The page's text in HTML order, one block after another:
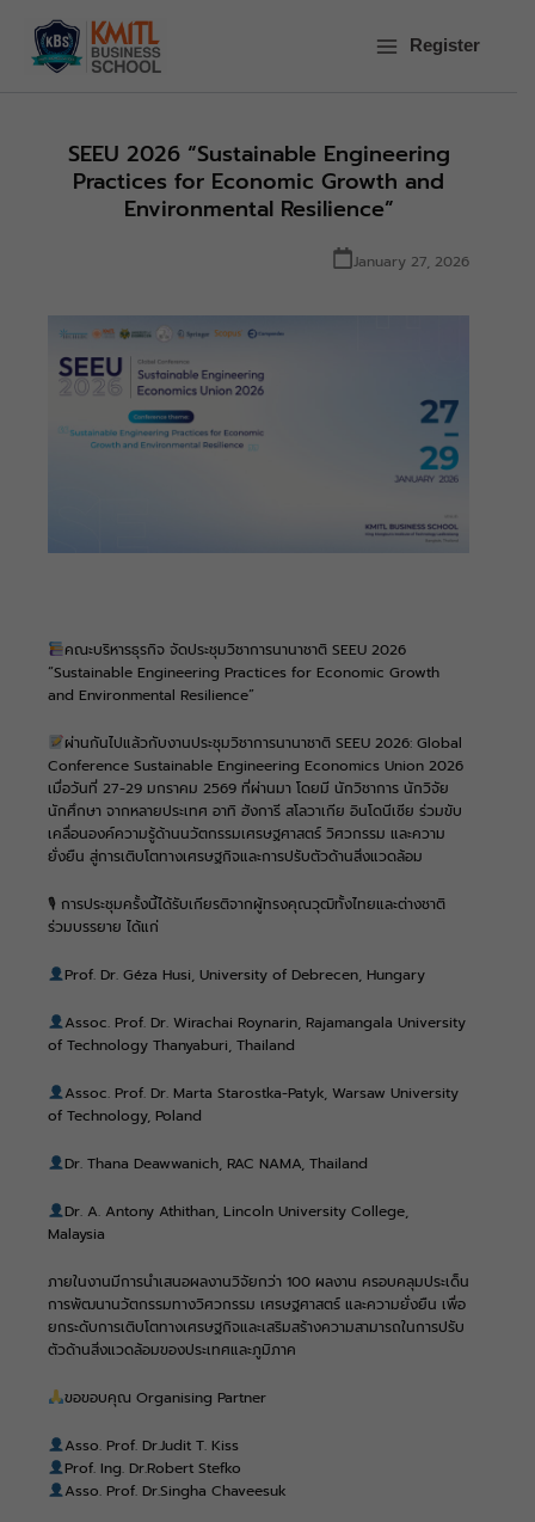
content
Register
SEEU 2026 “Sustainable Engineering
Practices for Economic Growth and
Environmental Resilience”
January 27, 2026
คณะบริหารธุรกิจ จัดประชุมวิชาการนานาชาติ SEEU 2026
“Sustainable Engineering Practices for Economic Growth
and Environmental Resilience”
ผ่านกันไปแล้วกับงานประชุมวิชาการนานาชาติ SEEU 2026: Global
Conference Sustainable Engineering Economics Union 2026
เมื่อวันที่ 27-29 มกราคม 2569 ที่ผ่านมา โดยมี นักวิชาการ นักวิจัย
นักศึกษา จากหลายประเทศ อาทิ ฮังการี สโลวาเกีย อินโดนีเซีย ร่วมขับ
เคลื่อนองค์ความรู้ด้านนวัตกรรมเศรษฐศาสตร์ วิศวกรรม และความ
ยั่งยืน สู่การเติบโตทางเศรษฐกิจและการปรับตัวด้านสิ่งแวดล้อม
🎙 การประชุมครั้งนี้ได้รับเกียรติจากผู้ทรงคุณวุฒิทั้งไทยและต่างชาติ
ร่วมบรรยาย ได้แก่
Prof. Dr. Géza Husi, University of Debrecen, Hungary
Assoc. Prof. Dr. Wirachai Roynarin, Rajamangala University
of Technology Thanyaburi, Thailand
Assoc. Prof. Dr. Marta Starostka-Patyk, Warsaw University
of Technology, Poland
Dr. Thana Deawwanich, RAC NAMA, Thailand
Dr. A. Antony Athithan, Lincoln University College,
Malaysia
ภายในงานมีการนำเสนอผลงานวิจัยกว่า 100 ผลงาน ครอบคลุมประเด็น
การพัฒนานวัตกรรมทางวิศวกรรม เศรษฐศาสตร์ และความยั่งยืน เพื่อ
ยกระดับการเติบโตทางเศรษฐกิจและเสริมสร้างความสามารถในการปรับ
ตัวด้านสิ่งแวดล้อมของประเทศและภูมิภาค
ขอขอบคุณ Organising Partner
Asso. Prof. Dr.Judit T. Kiss
Prof. Ing. Dr.Robert Stefko
Asso. Prof. Dr.Singha Chaveesuk